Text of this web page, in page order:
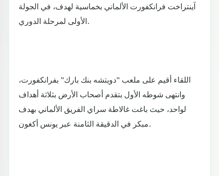
آينتراخت فرانكفورت الألماني بخماسية لهدف، في الجولة
الأولى لمرحلة الدوري.
اللقاء أقيم على ملعب "دويتشه بنك بارك" بفرانكفورت،
وانتهى شوطه الأول بتقدم أصحاب الأرض بثلاثة أهداف
لواحد، حيث باغت غالاطة سراي الفريق الألماني بهدف
مبكر في الدقيقة الثامنة عبر يونس أكغون.